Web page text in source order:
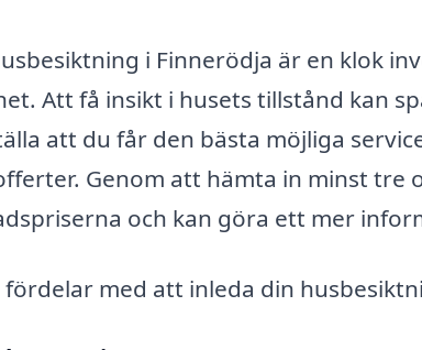
i Finnerödja är en klok
Att få insikt i husets tillstånd kan
att du får den bästa möjliga
Genom att hämta in minst tre
och kan göra ett mer
med att inleda din